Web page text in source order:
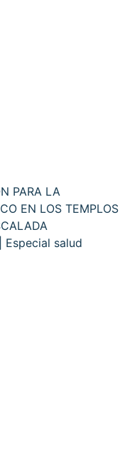
PARA LA
EN LOS TEMPLOS
salud